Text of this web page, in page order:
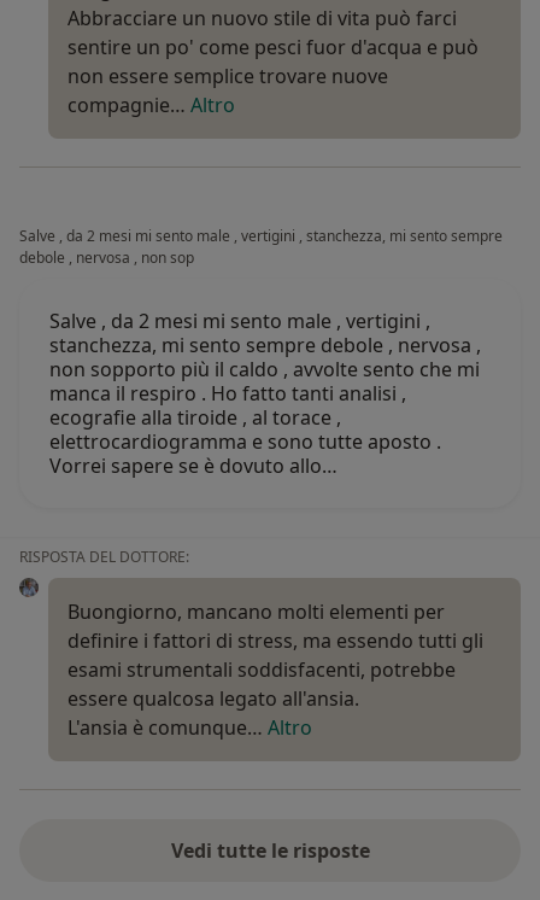
Abbracciare un nuovo stile di vita può farci
sentire un po' come pesci fuor d'acqua e può
non essere semplice trovare nuove
compagnie… Altro
Salve , da 2 mesi mi sento male , vertigini , stanchezza, mi sento sempre
debole , nervosa , non sop
Salve , da 2 mesi mi sento male , vertigini ,
stanchezza, mi sento sempre debole , nervosa ,
non sopporto più il caldo , avvolte sento che mi
manca il respiro . Ho fatto tanti analisi ,
ecografie alla tiroide , al torace ,
elettrocardiogramma e sono tutte aposto .
Vorrei sapere se è dovuto allo…
RISPOSTA DEL DOTTORE:
Buongiorno, mancano molti elementi per
definire i fattori di stress, ma essendo tutti gli
esami strumentali soddisfacenti, potrebbe
essere qualcosa legato all'ansia.
L'ansia è comunque… Altro
Vedi tutte le risposte